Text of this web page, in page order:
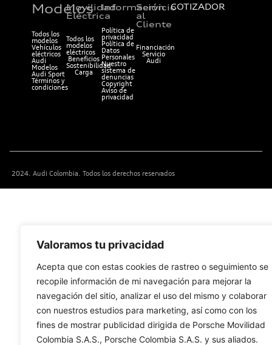
Valoramos tu privacidad
Acepta que con estas cookies de rastreo o seguimiento se
recopile información de mi navegación para mejorar la
navegación del sitio, analizar el uso del mismo y colaborar
con nuestros estudios para marketing, así como con los
fines de mostrar publicidad dirigida de Porsche Movilidad
Colombia S.A.S., Porsche Colombia S.A.S. y sus aliados.
Modelos
Todos los
modelos
Vehículos
eléctricos
Audi
Modelos
Audi Sport
Términos y
condiciones
Movilidad
Eléctrica
Todos los
modelos
eléctricos
Beneficios
Sostenibilidad
Carga
Información
Política de
privacidad
Política de
Datos
Personales
Nuestro
sistema de
denuncias
Copyright
Aviso de
privacidad
Servicio
al
Cliente
Financiación
Servicio
Audi
COTIZADOR
2024. Audi Colombia. Todos los derechos reservados